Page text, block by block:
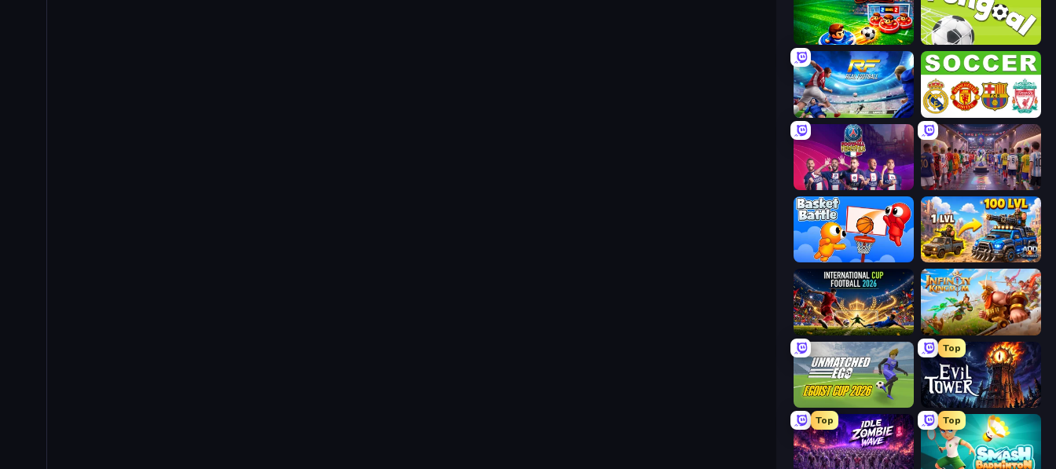
Soccer Duel Pongoal
Real Football European Football Quiz
PSG Soccer Freestyle CG FC 26
Basket Battle AOD - Art Of Defense
International Cup Football 2026 Infinity Kingdom
Unmatched Ego
Top
Evil Tower
Top Top